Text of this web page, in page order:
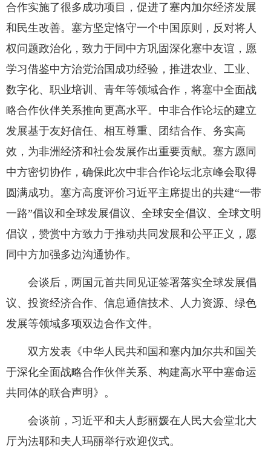
合作实施了很多成功项目，促进了塞内加尔经济发展
和民生改善。塞方坚定恪守一个中国原则，反对将人
权问题政治化，致力于同中方巩固深化塞中友谊，愿
学习借鉴中方治党治国成功经验，推进农业、工业、
数字化、职业培训、青年等领域合作，将塞中全面战
略合作伙伴关系推向更高水平。中非合作论坛的建立
发展基于友好信任、相互尊重、团结合作、务实高
效，为非洲经济和社会发展作出重要贡献。塞方愿同
中方密切协作，确保此次中非合作论坛北京峰会取得
圆满成功。塞方高度评价习近平主席提出的共建“一带
一路”倡议和全球发展倡议、全球安全倡议、全球文明
倡议，赞赏中方致力于推动共同发展和公平正义，愿
同中方加强多边沟通协作。
会谈后，两国元首共同见证签署落实全球发展倡
议、投资经济合作、信息通信技术、人力资源、绿色
发展等领域多项双边合作文件。
双方发表《中华人民共和国和塞内加尔共和国关
于深化全面战略合作伙伴关系、构建高水平中塞命运
共同体的联合声明》。
会谈前，习近平和夫人彭丽媛在人民大会堂北大
厅为法耶和夫人玛丽举行欢迎仪式。